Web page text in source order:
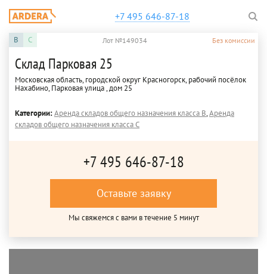
+7 495 646-87-18
B C Лот №149034 Без комиссии
Склад Парковая 25
Московская область, городской округ Красногорск, рабочий посёлок
Нахабино, Парковая улица , дом 25
Категории:Аренда складов общего назначения класса B,Аренда
складов общего назначения класса C
+7 495 646-87-18
Оставьте заявку
Мы свяжемся с вами в течение 5 минут